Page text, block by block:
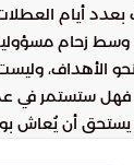
بعدد أيام
زحام
الأهداف، وليست
ستستمر في عد
يستحق أن يُعاش